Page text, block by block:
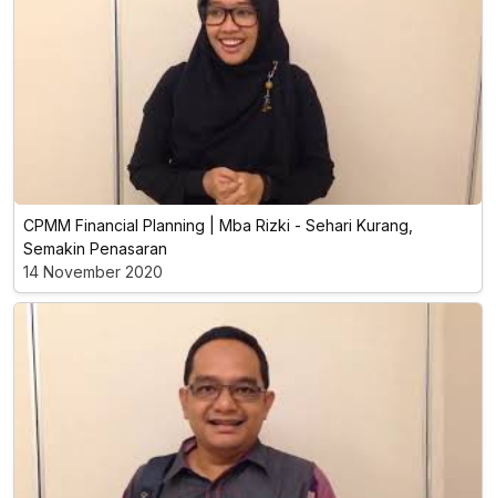
CPMM Financial Planning | Mba Rizki - Sehari Kurang,
Semakin Penasaran
14 November 2020